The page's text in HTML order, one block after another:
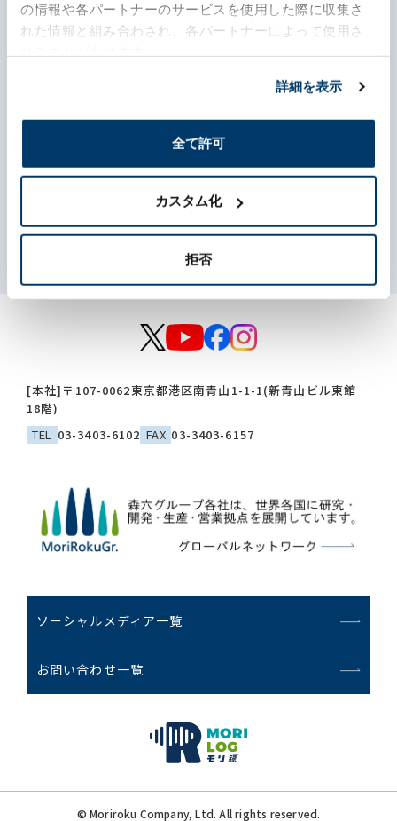
の情報や各パートナーのサービスを使用した際に収集さ
れた情報と組み合わされ、各パートナーによって使用さ
詳細を表示
全て許可
カスタム化
拒否
[本社] 〒107-0062東京都港区南青山1-1-1(新青山ビル東館
18階)
TEL 03-3403-6102 FAX 03-3403-6157
ソーシャルメディア一覧
お問い合わせ一覧
事業内容
投資家情報
採用情報
このサイトについて個人情報に関する方針
反社会的勢力に対する基本方針
© Moriroku Company, Ltd. All rights reserved.